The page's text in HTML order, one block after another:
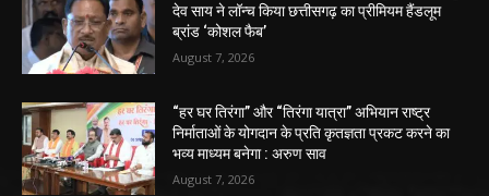
देव साय ने लॉन्च किया छत्तीसगढ़ का प्रीमियम हैंडलूम
ब्रांड ‘कोशल फैब’
August 7, 2026
“हर घर तिरंगा” और “तिरंगा यात्रा” अभियान राष्ट्र
निर्माताओं के योगदान के प्रति कृतज्ञता प्रकट करने का
भव्य माध्यम बनेगा : अरुण साव
August 7, 2026